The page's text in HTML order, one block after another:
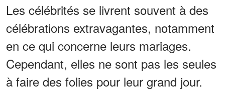
Les célébrités se livrent souvent à des
célébrations extravagantes, notamment
en ce qui concerne leurs mariages.
Cependant, elles ne sont pas les seules
à faire des folies pour leur grand jour.